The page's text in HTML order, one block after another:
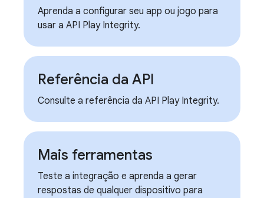
Aprenda a configurar seu app ou jogo para
usar a API Play Integrity.
Referência da API
Consulte a referência da API Play Integrity.
Mais ferramentas
Teste a integração e aprenda a gerar
respostas de qualquer dispositivo para